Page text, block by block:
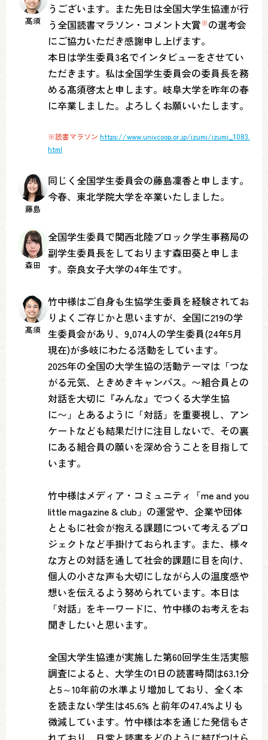
髙須
うございます。また先日は全国大学生協連が行
う全国読書マラソン・コメント大賞※の選考会
にご協力いただき感謝申し上げます。
本日は学生委員3名でインタビューをさせてい
ただきます。私は全国学生委員会の委員長を務
める髙須啓太と申します。岐阜大学を昨年の春
に卒業しました。よろしくお願いいたします。
※読書マラソン https://www.univcoop.or.jp/izumi/izumi_1083.
html
藤島
同じく全国学生委員会の藤島凜香と申します。
今春、東北学院大学を卒業いたしました。
森田
全国学生委員で関西北陸ブロック学生事務局の
副学生委員長をしております森田葵と申しま
す。奈良女子大学の4年生です。
髙須
竹中様はご自身も生協学生委員を経験されてお
りよくご存じかと思いますが、全国に219の学
生委員会があり、9,074人の学生委員(24年5月
現在)が多岐にわたる活動をしています。
2025年の全国の大学生協の活動テーマは「つな
がる元気、ときめきキャンパス。〜組合員との
対話を大切に『みんな』でつくる大学生協
に〜」とあるように「対話」を重要視し、アン
ケートなども結果だけに注目しないで、その裏
にある組合員の願いを深め合うことを目指して
います。
竹中様はメディア・コミュニティ「me and you
little magazine & club」の運営や、企業や団体
とともに社会が抱える課題について考えるプロ
ジェクトなど手掛けておられます。また、様々
な方との対話を通して社会的課題に目を向け、
個人の小さな声も大切にしながら人の温度感や
想いを伝えるよう努められています。本日は
「対話」をキーワードに、竹中様のお考えをお
聞きしたいと思います。
全国大学生協連が実施した第60回学生生活実態
調査によると、大学生の1日の読書時間は63.1分
と5～10年前の水準より増加しており、全く本
を読まない学生は45.6% と前年の47.4%よりも
微減しています。竹中様は本を通じた発信もさ